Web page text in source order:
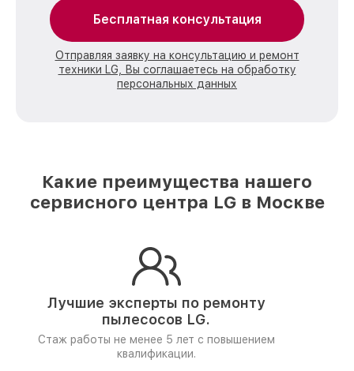
Бесплатная консультация
Отправляя заявку на консультацию и ремонт
техники LG, Вы соглашаетесь на обработку
персональных данных
Какие преимущества нашего
сервисного центра LG в Москве
Лучшие эксперты по ремонту
пылесосов LG.
Стаж работы не менее 5 лет с повышением
квалификации.